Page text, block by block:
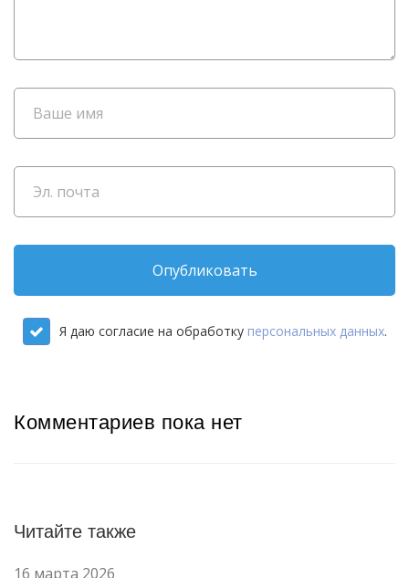
Опубликовать
Я даю согласие на обработку персональных данных.
Комментариев пока нет
Читайте также
16 марта 2026